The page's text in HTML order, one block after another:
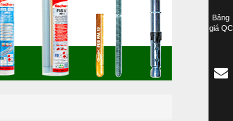
Bảng
giá QC